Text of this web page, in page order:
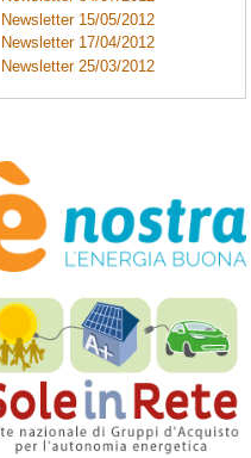
Newsletter 15/05/2012
Newsletter 17/04/2012
Newsletter 25/03/2012